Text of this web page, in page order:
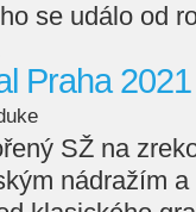
se událo od
Praha 2021
SŽ na
nádražím